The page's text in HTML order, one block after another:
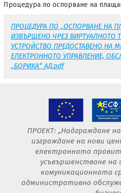
Процедура по оспорване на
ПРОЦЕДУРА ПО „ОСПОРВАНЕ НА
ИЗВЪРШЕНО ЧРЕЗ ВИРТУАЛНОТО
УСТРОЙСТВО ПРЕДОСТАВЕНО НА
ЕЛЕКТРОННОТО УПРАВЛЕНИЕ,
„БОРИКА“ АД.pdf
ПРОЕКТ: „Надграждане
изграждане на нови
електронното
усъвършенстване
комуникационната
административно